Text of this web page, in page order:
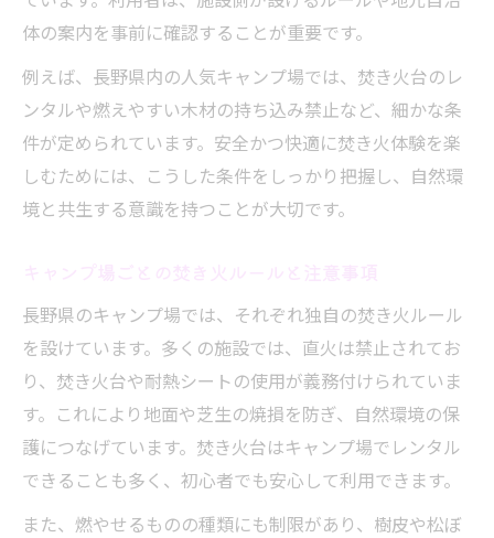
体の案内を事前に確認することが重要です。
例えば、長野県内の人気キャンプ場では、焚き火台のレ
ンタルや燃えやすい木材の持ち込み禁止など、細かな条
件が定められています。安全かつ快適に焚き火体験を楽
しむためには、こうした条件をしっかり把握し、自然環
境と共生する意識を持つことが大切です。
長野県のキャンプ場では、それぞれ独自の焚き火ルール
を設けています。多くの施設では、直火は禁止されてお
り、焚き火台や耐熱シートの使用が義務付けられていま
す。これにより地面や芝生の焼損を防ぎ、自然環境の保
護につなげています。焚き火台はキャンプ場でレンタル
できることも多く、初心者でも安心して利用できます。
また、燃やせるものの種類にも制限があり、樹皮や松ぼ